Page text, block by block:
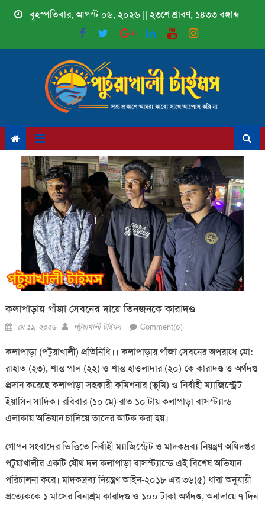
Skip
বৃহস্পতিবার, আগস্ট ০৬, ২০২৬ || ২৩শে শ্রাবণ, ১৪৩৩ বঙ্গাব্দ
কলাপাড়ায় গাঁজা সেবনের দায়ে তিনজনকে কারাদণ্ড
Posted
মে ১১, ২০২৬ Author
পটুয়াখালী টাইমস Comment(০)
কলাপাড়া (পটুয়াখালী) প্রতিনিধি।।কলাপাড়ায় গাঁজা সেবনের অপরাধে মো:
রাহাত (২৩), শান্ত পাল (২২) ও শান্ত হাওলাদার (২০)-কে কারাদণ্ড ও অর্থদণ্ড
প্রদান করেছে কলাপাড়া সহকারী কমিশনার (ভূমি) ও নির্বাহী ম্যাজিস্ট্রেট
ইয়াসিন সাদিক। রবিবার (১০ মে) রাত ১০ টায় কলাপাড়া বাসস্ট্যান্ড
এলাকায় অভিযান চালিয়ে তাদের আটক করা হয়।
গোপন সংবাদের ভিত্তিতে নির্বাহী ম্যাজিস্ট্রেট ও মাদকদ্রব্য নিয়ন্ত্রণ অধিদপ্তর
পটুয়াখালীর একটি যৌথ দল কলাপাড়া বাসস্ট্যান্ডে এই বিশেষ অভিযান
পরিচালনা করে। মাদকদ্রব্য নিয়ন্ত্রণ আইন-২০১৮ এর ৩৬(৫) ধারা অনুযায়ী
প্রত্যেককে ১ মাসের বিনাশ্রম কারাদণ্ড ও ১০০ টাকা অর্থদণ্ড, অনাদায়ে ৭ দিন